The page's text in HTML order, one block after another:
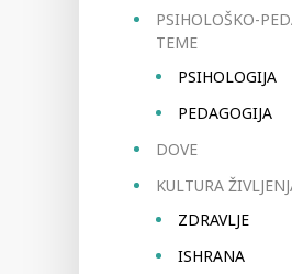
PSIHOLOŠKO-
TEME
PSIHOLOGIJA
PEDAGOGIJA
DOVE
KULTURA
ZDRAVLJE
ISHRANA